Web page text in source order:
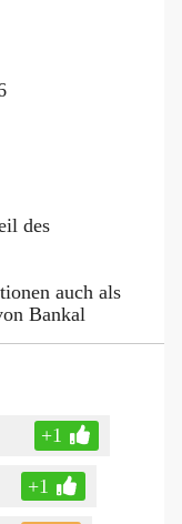
des
auch als
Bankal
+1
+1